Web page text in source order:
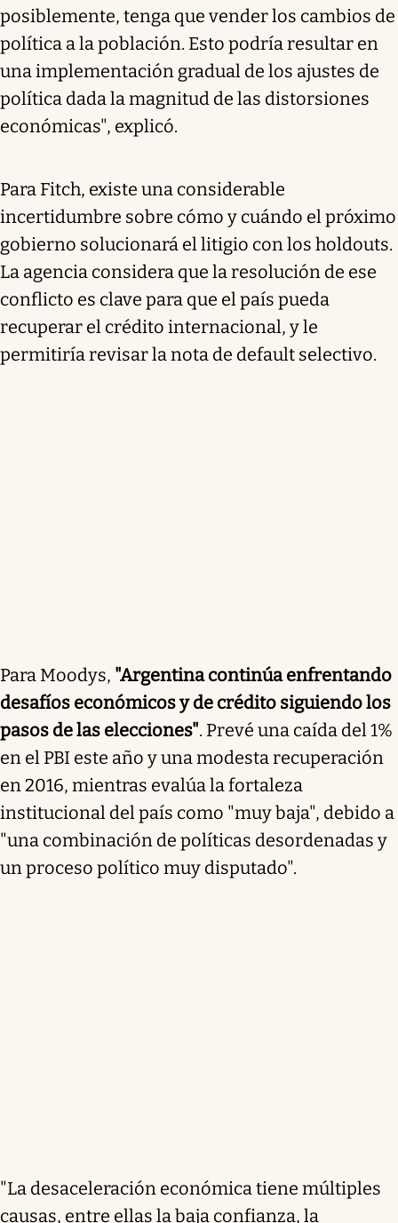
posiblemente, tenga que vender los cambios de
política a la población. Esto podría resultar en
una implementación gradual de los ajustes de
política dada la magnitud de las distorsiones
económicas", explicó.
Para Fitch, existe una considerable
incertidumbre sobre cómo y cuándo el próximo
gobierno solucionará el litigio con los holdouts.
La agencia considera que la resolución de ese
conflicto es clave para que el país pueda
recuperar el crédito internacional, y le
permitiría revisar la nota de default selectivo.
Para Moodys, "Argentina continúa enfrentando
desafíos económicos y de crédito siguiendo los
pasos de las elecciones". Prevé una caída del 1%
en el PBI este año y una modesta recuperación
en 2016, mientras evalúa la fortaleza
institucional del país como "muy baja", debido a
"una combinación de políticas desordenadas y
un proceso político muy disputado".
"La desaceleración económica tiene múltiples
causas, entre ellas la baja confianza, la